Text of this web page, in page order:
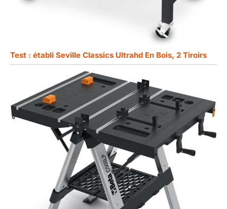
Test : établi Seville Classics Ultrahd En Bois, 2 Tiroirs